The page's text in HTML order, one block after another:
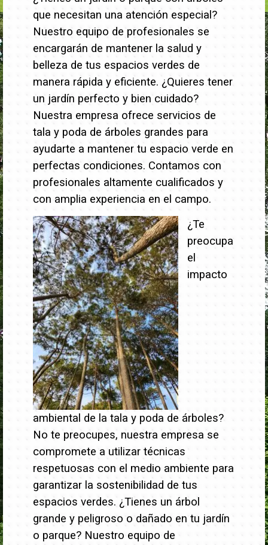
que necesitan una atención especial?
Nuestro equipo de profesionales se
encargarán de mantener la salud y
belleza de tus espacios verdes de
manera rápida y eficiente. ¿Quieres tener
un jardín perfecto y bien cuidado?
Nuestra empresa ofrece servicios de
tala y poda de árboles grandes para
ayudarte a mantener tu espacio verde en
perfectas condiciones. Contamos con
profesionales altamente cualificados y
con amplia experiencia en el campo.
¿Te
preocupa
el
impacto
ambiental de la tala y poda de árboles?
No te preocupes, nuestra empresa se
compromete a utilizar técnicas
respetuosas con el medio ambiente para
garantizar la sostenibilidad de tus
espacios verdes. ¿Tienes un árbol
grande y peligroso o dañado en tu jardín
o parque? Nuestro equipo de